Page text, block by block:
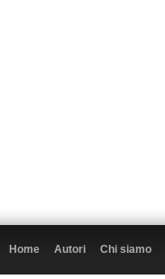
Home Autori Chi siamo